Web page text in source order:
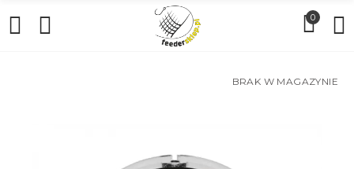
0
BRAK W MAGAZYNIE